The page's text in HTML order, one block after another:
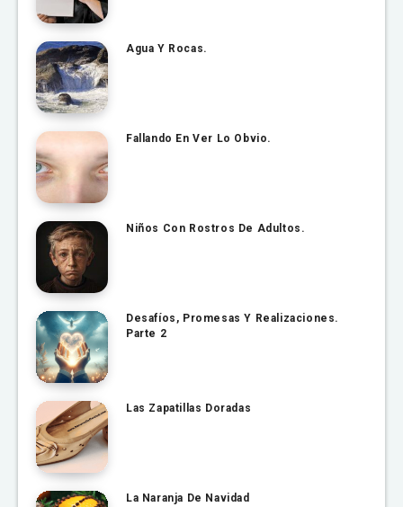
Agua Y Rocas.
Fallando En Ver Lo Obvio.
Niños Con Rostros De Adultos.
Desafíos, Promesas Y Realizaciones.
Parte 2
Las Zapatillas Doradas
La Naranja De Navidad